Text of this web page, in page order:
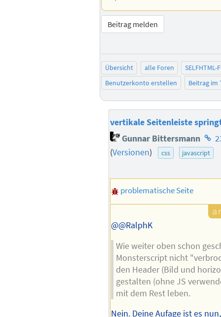
Beitrag melden
Übersicht alle Foren
SELFHTML-
Benutzerkonto erstellen
Beitrag im
vertikale Seitenleiste
Gunnar Bittersmann
des
(Versionen) css javascript
problematische Seite
@@RalphK
Wie weiter oben schon
Monsterscript nicht
den Header (Bild und
gestalten (ohne JS
mit dem Rest leben.
Nein. Deine Aufage ist es